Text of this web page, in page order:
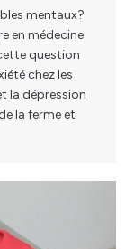
mentaux?
en médecine
question
chez les
la dépression
la ferme et